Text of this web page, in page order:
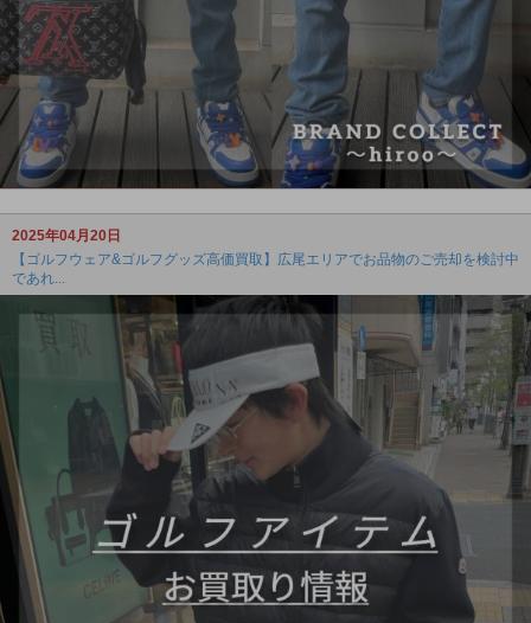
2025年04月20日
【ゴルフウェア&ゴルフグッズ高価買取】広尾エリアでお品物のご売却を検討中
であれ...